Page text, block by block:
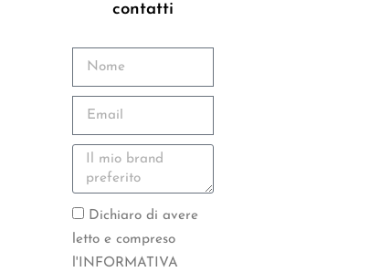
contatti
Dichiaro di avere
letto e compreso
l'INFORMATIVA